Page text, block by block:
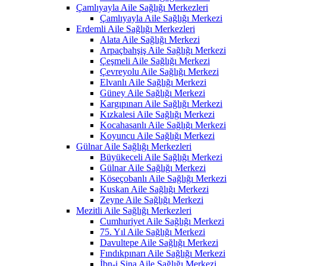
Çamlıyayla Aile Sağlığı Merkezleri
Çamlıyayla Aile Sağlığı Merkezi
Erdemli Aile Sağlığı Merkezleri
Alata Aile Sağlığı Merkezi
Arpaçbahşiş Aile Sağlığı Merkezi
Çeşmeli Aile Sağlığı Merkezi
Çevreyolu Aile Sağlığı Merkezi
Elvanlı Aile Sağlığı Merkezi
Güney Aile Sağlığı Merkezi
Kargıpınarı Aile Sağlığı Merkezi
Kızkalesi Aile Sağlığı Merkezi
Kocahasanlı Aile Sağlığı Merkezi
Koyuncu Aile Sağlığı Merkezi
Gülnar Aile Sağlığı Merkezleri
Büyükeceli Aile Sağlığı Merkezi
Gülnar Aile Sağlığı Merkezi
Köseçobanlı Aile Sağlığı Merkezi
Kuskan Aile Sağlığı Merkezi
Zeyne Aile Sağlığı Merkezi
Mezitli Aile Sağlığı Merkezleri
Cumhuriyet Aile Sağlığı Merkezi
75. Yıl Aile Sağlığı Merkezi
Davultepe Aile Sağlığı Merkezi
Fındıkpınarı Aile Sağlığı Merkezi
İbn-i Sina Aile Sağlığı Merkezi